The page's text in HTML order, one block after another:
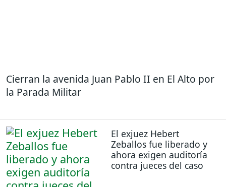
Cierran la avenida Juan Pablo II en El Alto por
la Parada Militar
El exjuez Hebert
Zeballos fue liberado y
ahora exigen auditoría
contra jueces del caso